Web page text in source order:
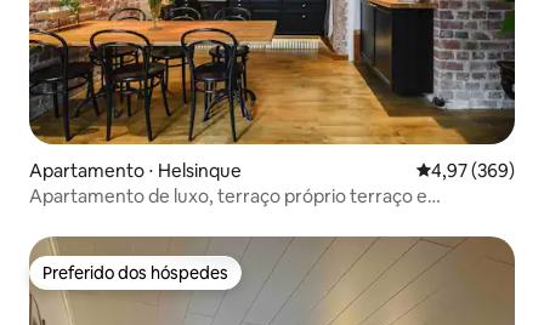
Apartamento ⋅ Helsinque 4,97 de uma
4,97 (369)
Apartamento de luxo, terraço próprio terraço e
Preferido dos hóspedes
Preferido dos hóspedes